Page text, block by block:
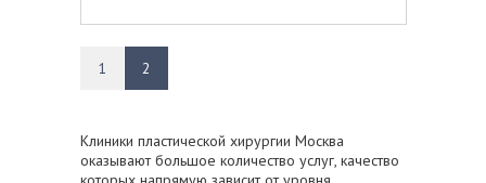
страшно, что будет ещё хуже.
1 2
Клиники пластической хирургии Москва
оказывают большое количество услуг, качество